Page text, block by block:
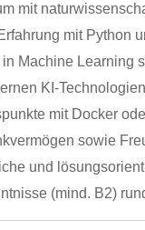
mit
mit Python
Machine Learning
KI-
mit Docker
sowie
und
(mind. B2)